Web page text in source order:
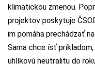
klimatickou zmenou.
projektov poskytuje
im pomáha prechádzať
Sama chce ísť
uhlíkovú neutralitu do